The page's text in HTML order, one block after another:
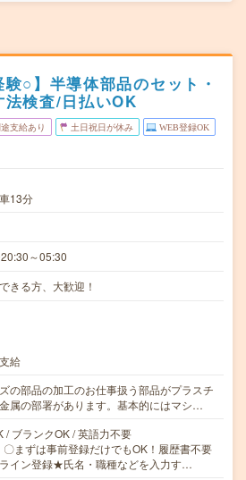
験○】半導体部品のセット・
検査/日払いOK
支給あり 土日祝日が休み WEB登録OK
13分
～05:30
きる方、大歓迎！
給
の部品の加工のお仕事扱う部品がプラスチ
属の部署があります。基本的にはマシ…
/ ブランクOK / 英語力不要
まずは事前登録だけでもOK！履歴書不要
イン登録★氏名・職種などを入力す…